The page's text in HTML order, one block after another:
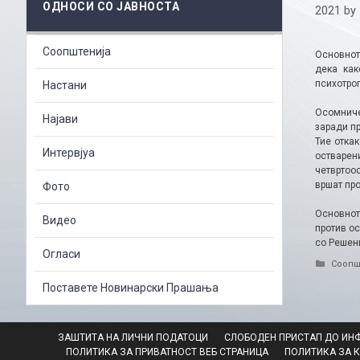
2021 by
дека
заради
Тие
вршат
против
со
ОДНОСИ СО ЈАВНОСТА
Соопштенија
Настани
Најави
Интервјуа
Фото
Видео
Огласи
Поставете Новинарски Прашања
ЗАШТИТА НА ЛИЧНИ ПОДАТОЦИ СЛОБОДЕН ПРИСТАП ДО
ПОЛИТИКА ЗА ПРИВАТНОСТ ВЕБ СТРАНИЦА
ПОЛИТИКА ЗА